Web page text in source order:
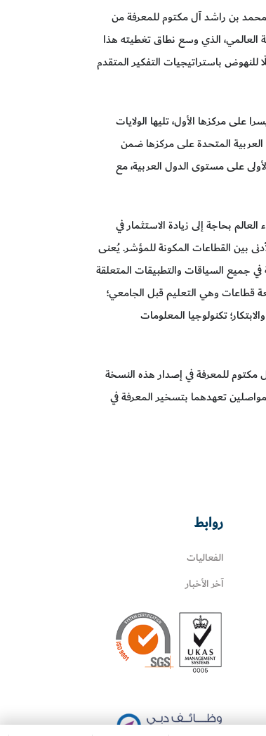
محمد بن راشد آل مكتوم للمعرفة من
نسخة 2020 من مؤشر المعرفة العالمي، الذي وسع نطاق تغطيته هذا
مدخلًا للنهوض باستراتيجيات التفكير المتقدم
مركزها الأول، تليها الولايات
العربية المتحدة على مركزها ضمن
عالميًّا، متقدمة ثلاث مراتب لتحتل المرتبة 15، والأولى على مستوى الدول العربية، مع
الدول في جميع أنحاء العالم بحاجة إلى زيادة الاستثمار في
بين القطاعات المكونة للمؤشر. يُعنى
في جميع السياقات والتطبيقات المتعلقة
قطاعات وهي التعليم قبل الجامعي؛
تكنولوجيا المعلومات
للمعرفة في إصدار هذه النسخة
تعهدهما بتسخير المعرفة في
روابط
الفعاليات
آخر الأخبار